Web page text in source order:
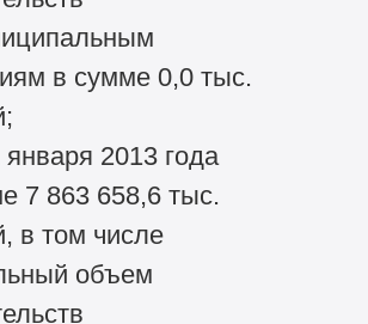
в сумме 0,0 тыс.
января 2013 года
7 863 658,6 тыс.
в том числе
объем